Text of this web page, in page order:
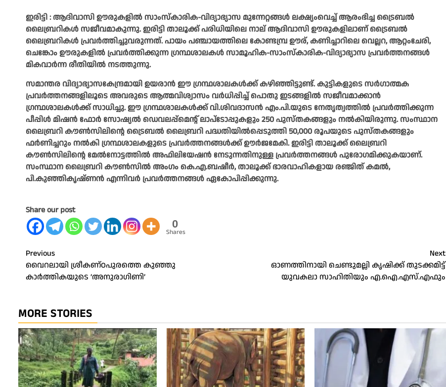
ഇരിട്ടി : ആദിവാസി ഊരുകളിൽ സാംസ്കാരിക-വിദ്യാഭ്യാസ മുന്നേറ്റങ്ങൾ ലക്ഷ്യംവെച്ച് ആരംഭിച്ച ട്രൈബൽ
ലൈബ്രറികൾ സജീവമാകുന്നു. ഇരിട്ടി താലൂക്ക് പരിധിയിലെ നാല് ആദിവാസി ഊരുകളിലാണ് ട്രൈബൽ
ലൈബ്രറികൾ പ്രവർത്തിച്ചുവരുന്നത്. പായം പഞ്ചായത്തിലെ കോണ്ടമ്പ്ര ഊര്, കണിച്ചാറിലെ വെല്ലറ, ആറ്റംചേരി,
ചെങ്കോം ഊരുകളിൽ പ്രവർത്തിക്കുന്ന ഗ്രന്ഥശാലകൾ സാമൂഹിക-സാംസ്കാരിക-വിദ്യാഭ്യാസ പ്രവർത്തനങ്ങൾ
മികവാർന്ന രീതിയിൽ നടത്തുന്നു.
സമാന്തര വിദ്യാഭ്യാസകേന്ദ്രമായി ഉയരാൻ ഈ ഗ്രന്ഥശാലകൾക്ക് കഴിഞ്ഞിട്ടുണ്ട്. കുട്ടികളുടെ സർഗാത്മക
പ്രവർത്തനങ്ങളിലൂടെ അവരുടെ ആത്മവിശ്വാസം വർധിപ്പിച്ച് പൊതു ഇടങ്ങളിൽ സജീവമാക്കാൻ
ഗ്രന്ഥശാലകൾക്ക് സാധിച്ചു. ഈ ഗ്രന്ഥശാലകൾക്ക് വി.ശിവദാസൻ എം.പി.യുടെ നേതൃത്വത്തിൽ പ്രവർത്തിക്കുന്ന
പീപ്പിൾ മിഷൻ ഫോർ സോഷ്യൽ ഡെവലപ്പ്മെന്റ്‌ ലാപ്ടോപ്പുകളും 250 പുസ്തകങ്ങളും നൽകിയിരുന്നു. സംസ്ഥാന
ലൈബ്രറി കൗൺസിലിന്റെ ട്രൈബൽ ലൈബ്രറി പദ്ധതിയിൽപ്പെടുത്തി 50,000 രൂപയുടെ പുസ്തകങ്ങളും
ഫർണിച്ചറും നൽകി ഗ്രന്ഥശാലകളുടെ പ്രവർത്തനങ്ങൾക്ക് ഊർജമേകി. ഇരിട്ടി താലൂക്ക് ലൈബ്രറി
കൗൺസിലിന്റെ മേൽനോട്ടത്തിൽ അഫിലിയേഷൻ നേടുന്നതിനുള്ള പ്രവർത്തനങ്ങൾ പുരോഗമിക്കുകയാണ്.
സംസ്ഥാന ലൈബ്രറി കൗൺസിൽ അംഗം കെ.എ.ബഷീർ, താലൂക്ക് ഭാരവാഹികളായ രഞ്ജിത് കമൽ,
പി.കുഞ്ഞികൃഷ്ണൻ എന്നിവർ പ്രവർത്തനങ്ങൾ ഏകോപിപ്പിക്കുന്നു.
Share our post
0
Shares
Post
navigation
Previous
വൈറലായി ശ്രീകണ്ഠപുരത്തെ കുഞ്ഞു
കാർത്തികയുടെ ‘അനുരാഗിണി’
Next
ഓണത്തിനായി ചെണ്ടുമല്ലി കൃഷിക്ക് തുടക്കമിട്ട്
യുവകലാ സാഹിതിയും എ.ഐ.എസ്.എഫും
MORE STORIES